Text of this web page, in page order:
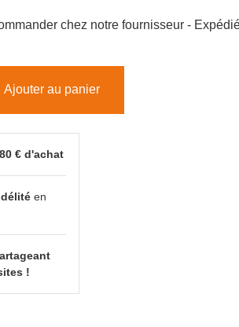
chez notre fournisseur -
Ajouter au panier
€ d'achat
en
!